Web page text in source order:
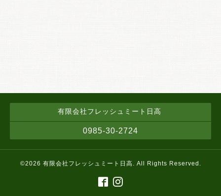
有限会社フレッシュミート日高
0985-30-2724
©2026 有限会社フレッシュミート日高. All Rights Reserved.